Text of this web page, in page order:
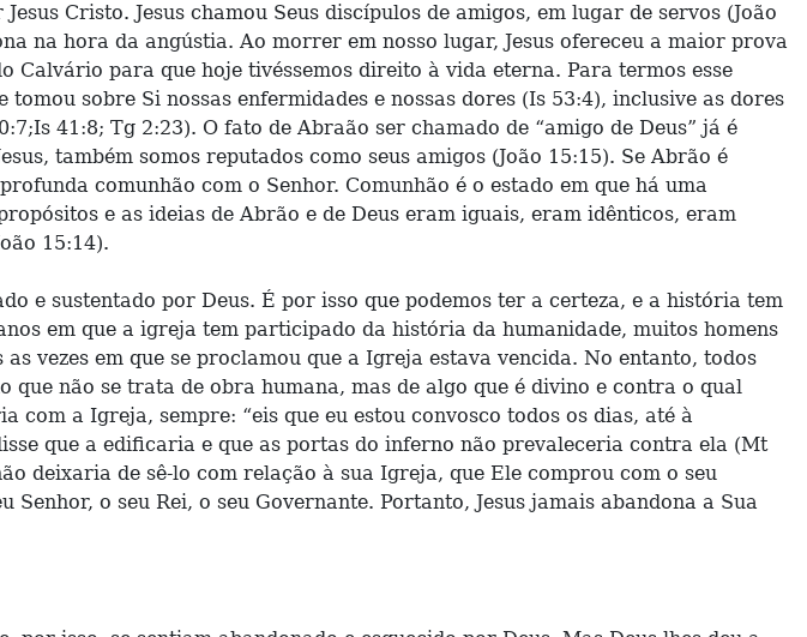
Cristo. Jesus chamou Seus discípulos de amigos, em lugar de servos (João
na hora da angústia. Ao morrer em nosso lugar, Jesus ofereceu a maior prova
para que hoje tivéssemos direito à vida eterna. Para termos esse
sobre Si nossas enfermidades e nossas dores (Is 53:4), inclusive as dores
41:8; Tg 2:23). O fato de Abraão ser chamado de “amigo de Deus” já é
também somos reputados como seus amigos (João 15:15). Se Abrão é
comunhão com o Senhor. Comunhão é o estado em que há uma
e as ideias de Abrão e de Deus eram iguais, eram idênticos, eram
15:14).
e sustentado por Deus. É por isso que podemos ter a certeza, e a história tem
em que a igreja tem participado da história da humanidade, muitos homens
vezes em que se proclamou que a Igreja estava vencida. No entanto, todos
que não se trata de obra humana, mas de algo que é divino e contra o qual
com a Igreja, sempre: “eis que eu estou convosco todos os dias, até à
que a edificaria e que as portas do inferno não prevaleceria contra ela (Mt
deixaria de sê-lo com relação à sua Igreja, que Ele comprou com o seu
o seu Rei, o seu Governante. Portanto, Jesus jamais abandona a Sua